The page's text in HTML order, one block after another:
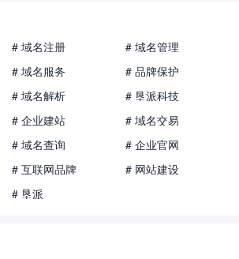
# 域名注册
# 域名管理
# 域名服务
# 品牌保护
# 域名解析
# 垦派科技
# 企业建站
# 域名交易
# 域名查询
# 企业官网
# 互联网品牌
# 网站建设
# 垦派